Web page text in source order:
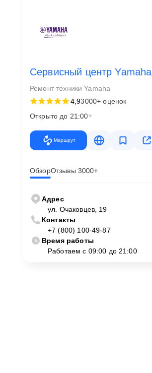
Сервисный центр Yamaha
Ремонт техники Yamaha
4,93000+ оценок
Открыто до 21:00
Маршрут
ОбзорОтзывы 3000+
Адрес
ул. Очаковцев, 19
Контакты
+7 (800) 100-49-87
Время работы
Работаем с 09:00 до 21:00